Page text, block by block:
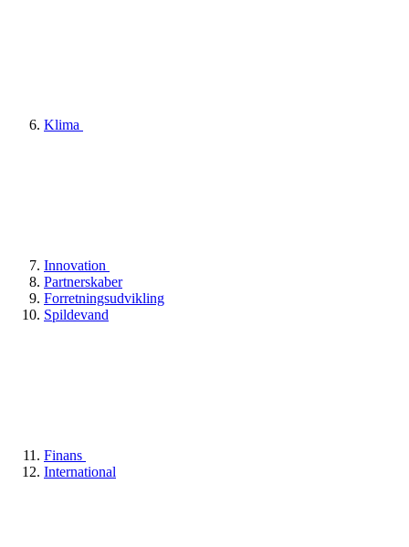
Klima
Innovation
Partnerskaber
Forretningsudvikling
Spildevand
Finans
International